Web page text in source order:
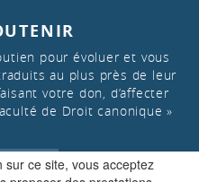
sur ce site, vous acceptez
pour évoluer et vous
au plus près de leur
votre don, d’affecter
de Droit canonique »
DON